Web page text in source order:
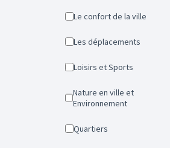
Le confort de la ville
Les déplacements
Loisirs et Sports
Nature en ville et
Environnement
Quartiers